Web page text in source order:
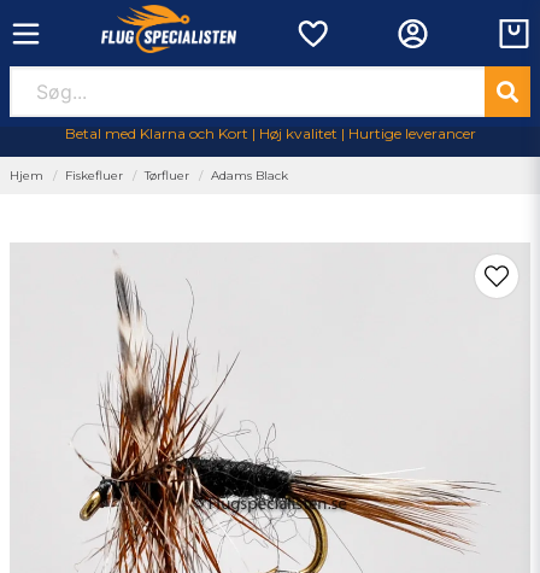
Betal med Klarna och Kort | Høj kvalitet | Hurtige leverancer
Hjem Fiskefluer Tørfluer Adams Black